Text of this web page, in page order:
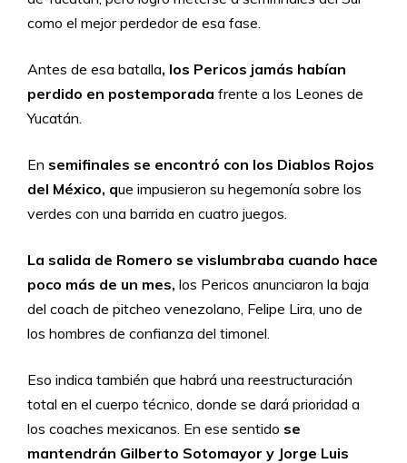
como el mejor perdedor de esa fase.
Antes de esa batalla, los Pericos jamás habían
perdido en postemporada frente a los Leones de
Yucatán.
En semifinales se encontró con los Diablos Rojos
del México, que impusieron su hegemonía sobre los
verdes con una barrida en cuatro juegos.
La salida de Romero se vislumbraba cuando hace
poco más de un mes, los Pericos anunciaron la baja
del coach de pitcheo venezolano, Felipe Lira, uno de
los hombres de confianza del timonel.
Eso indica también que habrá una reestructuración
total en el cuerpo técnico, donde se dará prioridad a
los coaches mexicanos. En ese sentido se
mantendrán Gilberto Sotomayor y Jorge Luis